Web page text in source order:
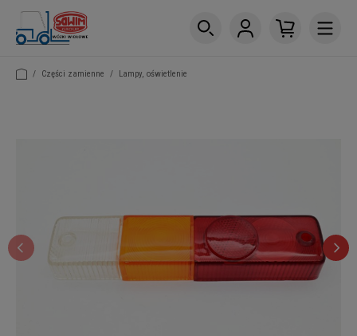
/ Części zamienne / Lampy, oświetlenie